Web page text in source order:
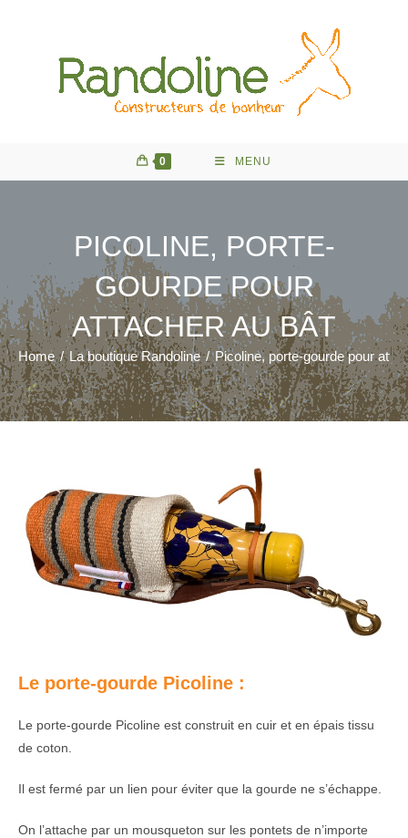
0 MENU
PICOLINE, PORTE-
GOURDE POUR
ATTACHER AU BÂT
Home / La boutique Randoline / Picoline, porte-gourde pour
Le porte-gourde Picoline :
Le porte-gourde Picoline est construit en cuir et en épais tissu
de coton.
Il est fermé par un lien pour éviter que la gourde ne s’échappe.
On l’attache par un mousqueton sur les pontets de n’importe